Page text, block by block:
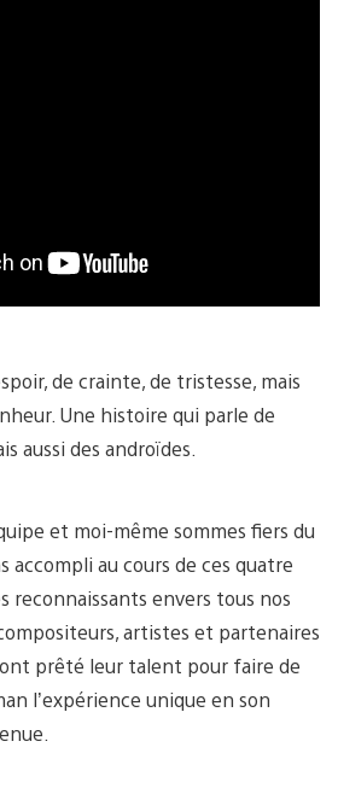
de crainte, de tristesse, mais
Une histoire qui parle de
aussi des androïdes.
et moi-même sommes fiers du
accompli au cours de ces quatre
reconnaissants envers tous nos
artistes et partenaires
prêté leur talent pour faire de
l’expérience unique en son